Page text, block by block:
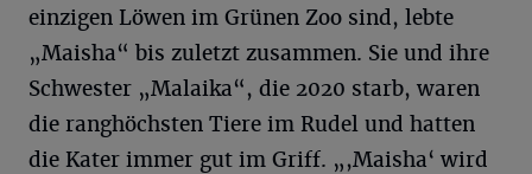
einzigen Löwen im Grünen Zoo sind, lebte
„Maisha“ bis zuletzt zusammen. Sie und ihre
Schwester „Malaika“, die 2020 starb, waren
die ranghöchsten Tiere im Rudel und hatten
die Kater immer gut im Griff. „,Maisha‘ wird